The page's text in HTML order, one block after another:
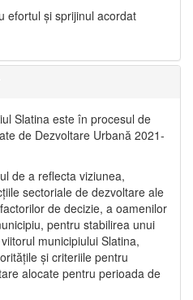
efortul şi sprijinul acordat
Slatina este în procesul de
de Dezvoltare Urbană 2021‐
de a reflecta viziunea,
sectoriale de dezvoltare ale
de decizie, a oamenilor
pentru stabilirea unui
municipiului Slatina,
și criteriile pentru
alocate pentru perioada de